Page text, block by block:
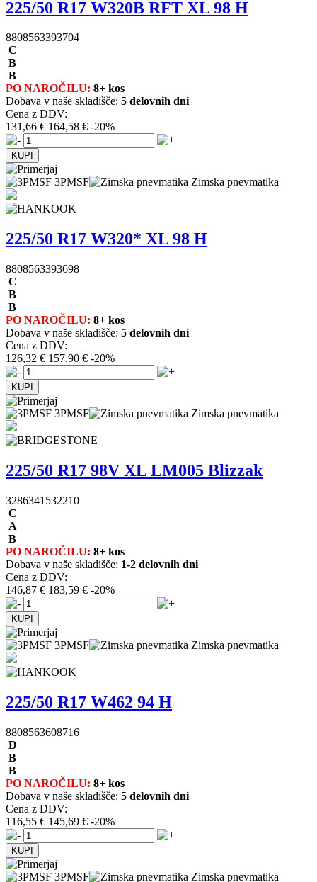
225/50 R17 W320B RFT XL 98 H
8808563393704
C
B
B
PO NAROČILU: 8+ kos
Dobava v naše skladišče: 5 delovnih dni
Cena z DDV:
131,66 € 164,58 € -20%
3PMSF Zimska pnevmatika
225/50 R17 W320* XL 98 H
8808563393698
C
B
B
PO NAROČILU: 8+ kos
Dobava v naše skladišče: 5 delovnih dni
Cena z DDV:
126,32 € 157,90 € -20%
3PMSF Zimska pnevmatika
225/50 R17 98V XL LM005 Blizzak
3286341532210
C
A
B
PO NAROČILU: 8+ kos
Dobava v naše skladišče: 1-2 delovnih dni
Cena z DDV:
146,87 € 183,59 € -20%
3PMSF Zimska pnevmatika
225/50 R17 W462 94 H
8808563608716
D
B
B
PO NAROČILU: 8+ kos
Dobava v naše skladišče: 5 delovnih dni
Cena z DDV:
116,55 € 145,69 € -20%
3PMSF Zimska pnevmatika